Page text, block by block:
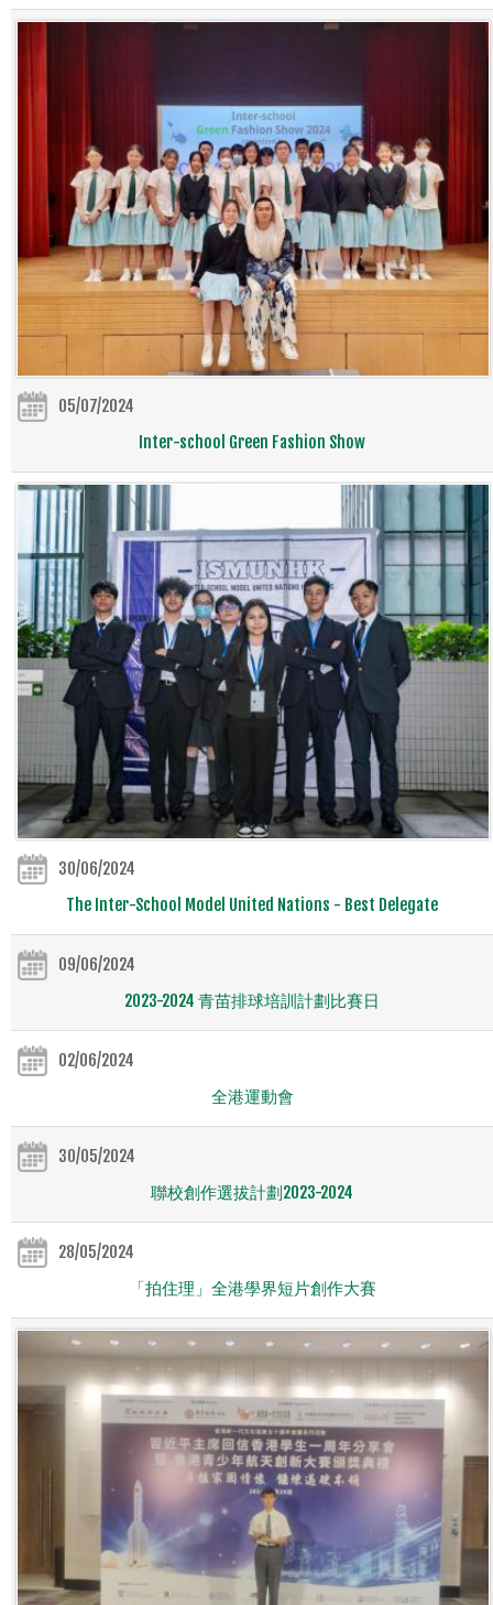
05/07/2024
Inter-school Green Fashion Show
30/06/2024
The Inter-School Model United Nations - Best Delegate
09/06/2024
2023-2024 青苗排球培訓計劃比賽日
02/06/2024
全港運動會
30/05/2024
聯校創作選拔計劃2023-2024
28/05/2024
「拍住理」全港學界短片創作大賽